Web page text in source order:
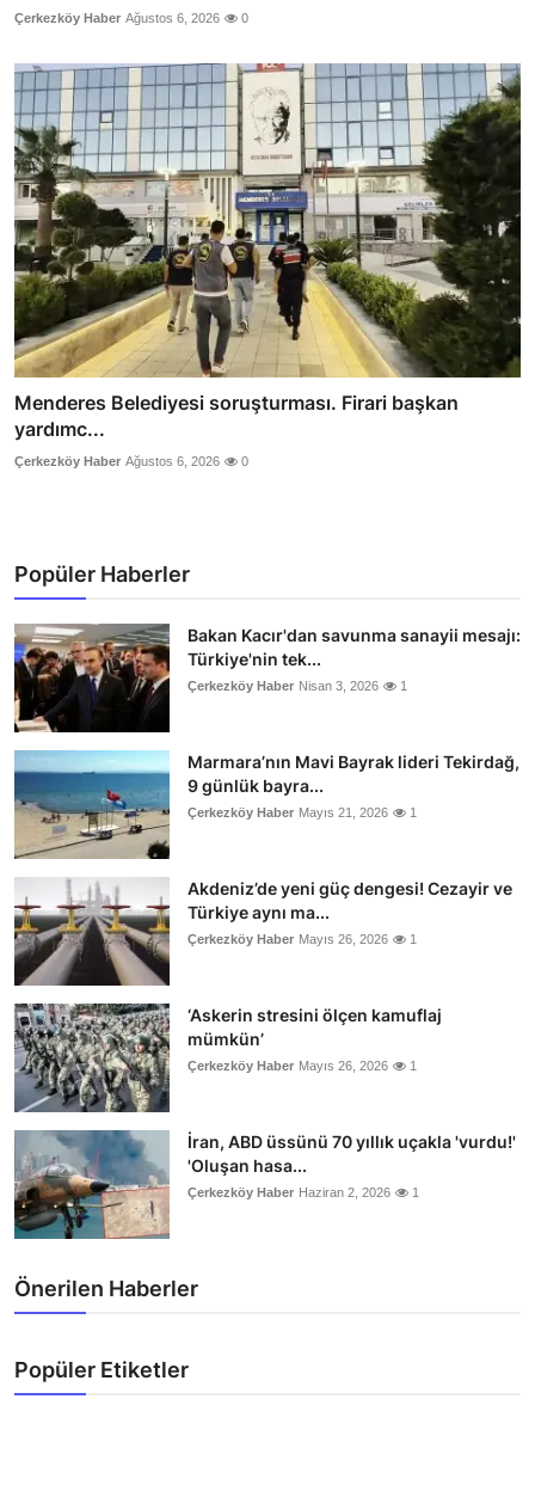
Çerkezköy Haber Ağustos 6, 2026 0
Menderes Belediyesi soruşturması. Firari başkan
yardımc...
Çerkezköy Haber Ağustos 6, 2026 0
Popüler Haberler
Bakan Kacır'dan savunma sanayii mesajı:
Türkiye'nin tek...
Çerkezköy Haber Nisan 3, 2026 1
Marmara’nın Mavi Bayrak lideri Tekirdağ,
9 günlük bayra...
Çerkezköy Haber Mayıs 21, 2026 1
Akdeniz’de yeni güç dengesi! Cezayir ve
Türkiye aynı ma...
Çerkezköy Haber Mayıs 26, 2026 1
‘Askerin stresini ölçen kamuflaj
mümkün’
Çerkezköy Haber Mayıs 26, 2026 1
İran, ABD üssünü 70 yıllık uçakla 'vurdu!'
'Oluşan hasa...
Çerkezköy Haber Haziran 2, 2026 1
Önerilen Haberler
Popüler Etiketler